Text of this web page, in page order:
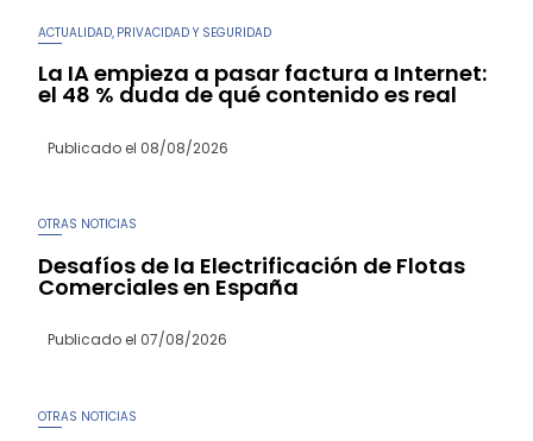
ACTUALIDAD PRIVACIDAD Y SEGURIDAD
La IA empieza a pasar factura a Internet:
el 48 % duda de qué contenido es real
Publicado el 08/08/2026
OTRAS NOTICIAS
Desafíos de la Electrificación de Flotas
Comerciales en España
Publicado el 07/08/2026
OTRAS NOTICIAS